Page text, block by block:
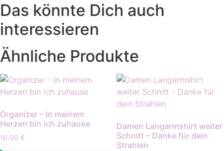
Das könnte Dich auch
interessieren
Ähnliche Produkte
Organizer – In meinem
Herzen bin ich zuhause
10,00 €
Damen Langarmshirt weiter
Schnitt – Danke für dein
Strahlen